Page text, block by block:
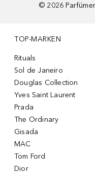
© 2026
TOP-MARKEN
Rituals
Sol de Janeiro
Douglas Collection
Yves Saint Laurent
Prada
The Ordinary
Gisada
MAC
Tom Ford
Dior